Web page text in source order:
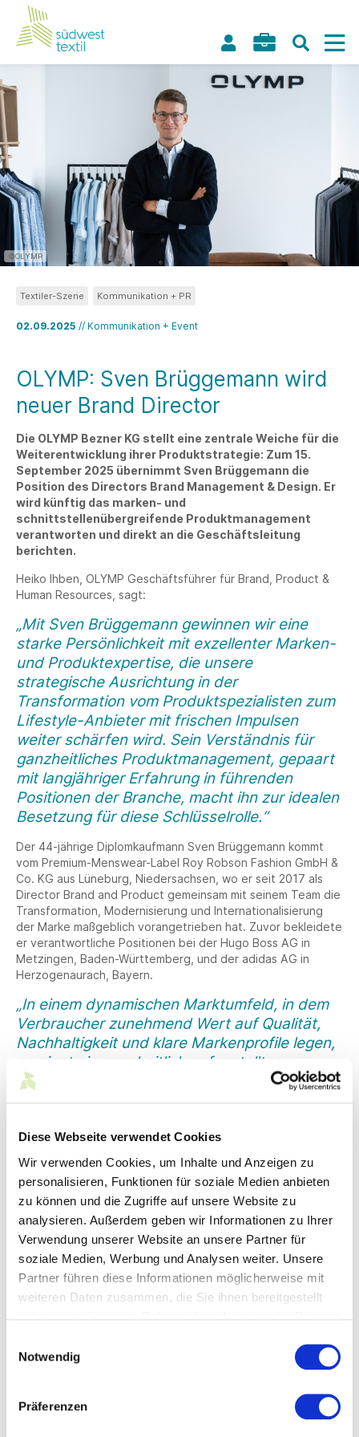
Diese Webseite verwendet Cookies
Wir verwenden Cookies, um Inhalte und Anzeigen zu
personalisieren, Funktionen für soziale Medien anbieten
zu können und die Zugriffe auf unsere Website zu
analysieren. Außerdem geben wir Informationen zu Ihrer
Verwendung unserer Website an unsere Partner für
soziale Medien, Werbung und Analysen weiter. Unsere
Partner führen diese Informationen möglicherweise mit
weiteren Daten zusammen, die Sie ihnen bereitgestellt
Notwendig
Präferenzen
©OLYMP
02.09.2025 // Kommunikation + Event
Textiler-Szene Kommunikation + PR
OLYMP: Sven Brüggemann wird
neuer Brand Director
Die OLYMP Bezner KG stellt eine zentrale Weiche für die
Weiterentwicklung ihrer Produktstrategie: Zum 15.
September 2025 übernimmt Sven Brüggemann die
Position des Directors Brand Management & Design. Er
wird künftig das marken- und
schnittstellenübergreifende Produktmanagement
verantworten und direkt an die Geschäftsleitung
berichten.
Heiko Ihben, OLYMP Geschäftsführer für Brand, Product &
Human Resources, sagt:
„Mit Sven Brüggemann gewinnen wir eine
starke Persönlichkeit mit exzellenter Marken-
und Produktexpertise, die unsere
strategische Ausrichtung in der
Transformation vom Produktspezialisten zum
Lifestyle-Anbieter mit frischen Impulsen
weiter schärfen wird. Sein Verständnis für
ganzheitliches Produktmanagement, gepaart
mit langjähriger Erfahrung in führenden
Positionen der Branche, macht ihn zur idealen
Besetzung für diese Schlüsselrolle.“
Der 44-jährige Diplomkaufmann Sven Brüggemann kommt
vom Premium-Menswear-Label Roy Robson Fashion GmbH &
Co. KG aus Lüneburg, Niedersachsen, wo er seit 2017 als
Director Brand and Product gemeinsam mit seinem Team die
Transformation, Modernisierung und Internationalisierung
der Marke maßgeblich vorangetrieben hat. Zuvor bekleidete
er verantwortliche Positionen bei der Hugo Boss AG in
Metzingen, Baden-Württemberg, und der adidas AG in
Herzogenaurach, Bayern.
„In einem dynamischen Marktumfeld, in dem
Verbraucher zunehmend Wert auf Qualität,
Nachhaltigkeit und klare Markenprofile legen,
gewinnt ein ganzheitlich aufgestelltes
Produktmanagement weiter an Bedeutung.
Dabei geht es um weit mehr als die
umfasst den gesamten Prozess: von der
ersten Idee über die Entwicklung bis hin zur
Präsentation am Point of Sale. Mit Sven
Brüggemann und seiner ausgewiesenen
Kompetenz setzen wir ein starkes Zeichen für
unsere strategische Weiterentwicklung und
die konsequente Stärkung unserer
Marktposition.“
Heiko Ihben, OLYMP Geschäftsführer für Brand, Product & Human
2023 innehatte, verlässt das Unternehmen auf eigenen
Wunsch.
engagierten Einsatz in der Aufbauphase